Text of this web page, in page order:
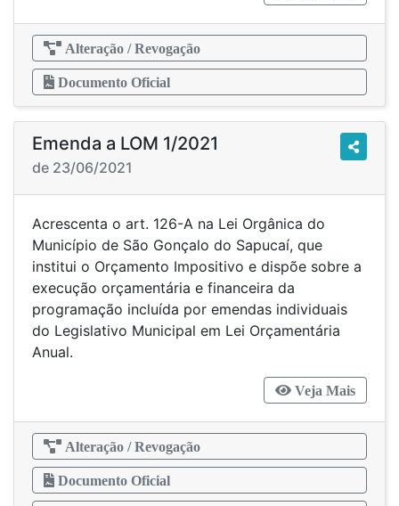
Alteração / Revogação
Documento Oficial
Emenda a LOM 1/2021
de 23/06/2021
Acrescenta o art. 126-A na Lei Orgânica do
Município de São Gonçalo do Sapucaí, que
institui o Orçamento Impositivo e dispõe sobre a
execução orçamentária e financeira da
programação incluída por emendas individuais
do Legislativo Municipal em Lei Orçamentária
Anual.
Veja Mais
Alteração / Revogação
Documento Oficial